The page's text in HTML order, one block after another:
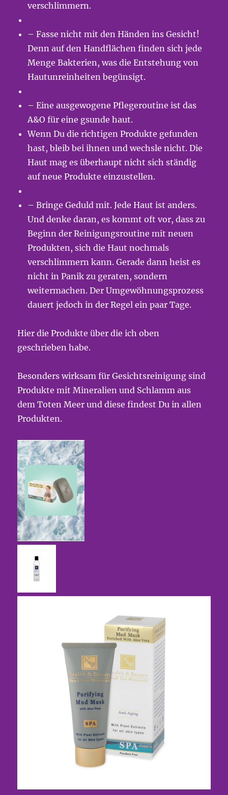
verschlimmern.
– Fasse nicht mit den Händen ins Gesicht!
Denn auf den Handflächen finden sich jede
Menge Bakterien, was die Entstehung von
Hautunreinheiten begünsigt.
– Eine ausgewogene Pflegeroutine ist das
A&O für eine gsunde haut.
Wenn Du die richtigen Produkte gefunden
hast, bleib bei ihnen und wechsle nicht. Die
Haut mag es überhaupt nicht sich ständig
auf neue Produkte einzustellen.
– Bringe Geduld mit. Jede Haut ist anders.
Und denke daran, es kommt oft vor, dass zu
Beginn der Reinigungsroutine mit neuen
Produkten, sich die Haut nochmals
verschlimmern kann. Gerade dann heist es
nicht in Panik zu geraten, sondern
weitermachen. Der Umgewöhnungsprozess
dauert jedoch in der Regel ein paar Tage.
Hier die Produkte über die ich oben
geschrieben habe.
Besonders wirksam für Gesichtsreinigung sind
Produkte mit Mineralien und Schlamm aus
dem Toten Meer und diese findest Du in allen
Produkten.